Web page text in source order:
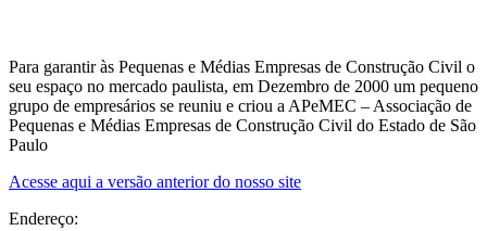
Para garantir às Pequenas e Médias Empresas de Construção Civil o
seu espaço no mercado paulista, em Dezembro de 2000 um pequeno
grupo de empresários se reuniu e criou a APeMEC – Associação de
Pequenas e Médias Empresas de Construção Civil do Estado de São
Paulo
Acesse aqui a versão anterior do nosso site
Endereço: